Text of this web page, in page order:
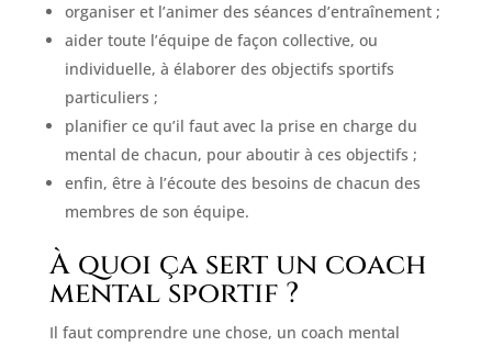
organiser et l’animer des séances d’entraînement ;
aider toute l’équipe de façon collective, ou
individuelle, à élaborer des objectifs sportifs
particuliers ;
planifier ce qu’il faut avec la prise en charge du
mental de chacun, pour aboutir à ces objectifs ;
enfin, être à l’écoute des besoins de chacun des
membres de son équipe.
À quoi ça sert un coach
mental sportif ?
Il faut comprendre une chose, un coach mental